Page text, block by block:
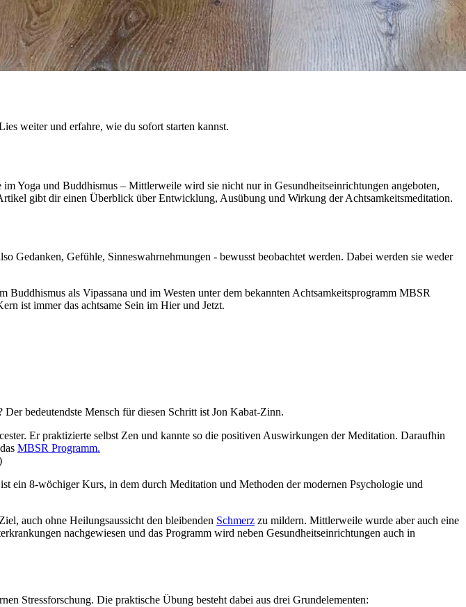
weiter und erfahre, wie du sofort starten kannst.
Yoga und Buddhismus – Mittlerweile wird sie nicht nur in Gesundheitseinrichtungen angeboten,
gibt dir einen Überblick über Entwicklung, Ausübung und Wirkung der Achtsamkeitsmeditation.
Gedanken, Gefühle, Sinneswahrnehmungen - bewusst beobachtet werden. Dabei werden sie weder
Buddhismus als Vipassana und im Westen unter dem bekannten Achtsamkeitsprogramm MBSR
ist immer das achtsame Sein im Hier und Jetzt.
bedeutendste Mensch für diesen Schritt ist Jon Kabat-Zinn.
Er praktizierte selbst Zen und kannte so die positiven Auswirkungen der Meditation. Daraufhin
MBSR Programm.
ein 8-wöchiger Kurs, in dem durch Meditation und Methoden der modernen Psychologie und
auch ohne Heilungsaussicht den bleibenden Schmerz zu mildern. Mittlerweile wurde aber auch eine
nachgewiesen und das Programm wird neben Gesundheitseinrichtungen auch in
Stressforschung. Die praktische Übung besteht dabei aus drei Grundelementen: